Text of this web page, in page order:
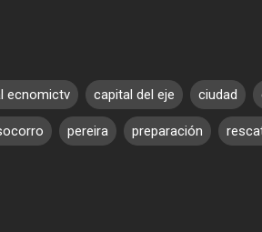
ecnomictv capital del eje ciudad
pereira preparación